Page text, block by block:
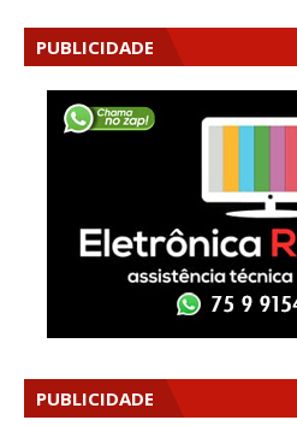
PUBLICIDADE
PUBLICIDADE